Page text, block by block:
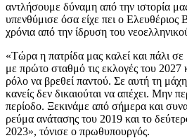
αντλήσουμε δύναμη από την ιστορία
υπενθύμισε όσα είχε πει ο Ελευθέριος
χρόνια από την ίδρυση του
«Τώρα η πατρίδα μας καλεί και πάλι
με πρώτο σταθμό τις εκλογές του 2027
ρόλο να βρεθεί παντού. Σε αυτή τη μάχη
κανείς δεν δικαιούται να απέχει. Μην
περίοδο. Ξεκινάμε από σήμερα και
ρεύμα ανάτασης του 2019 και το
2023», τόνισε ο πρωθυπουργός.